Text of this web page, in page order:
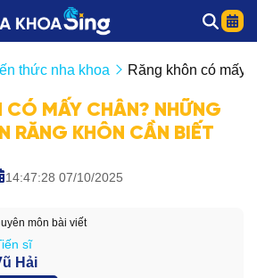
thức nha khoa Răng khôn có mấy
CÓ MẤY CHÂN? NHỮNG
RĂNG KHÔN CẦN BIẾT
14:47:28 07/10/2025
môn bài viết
sĩ
Hải